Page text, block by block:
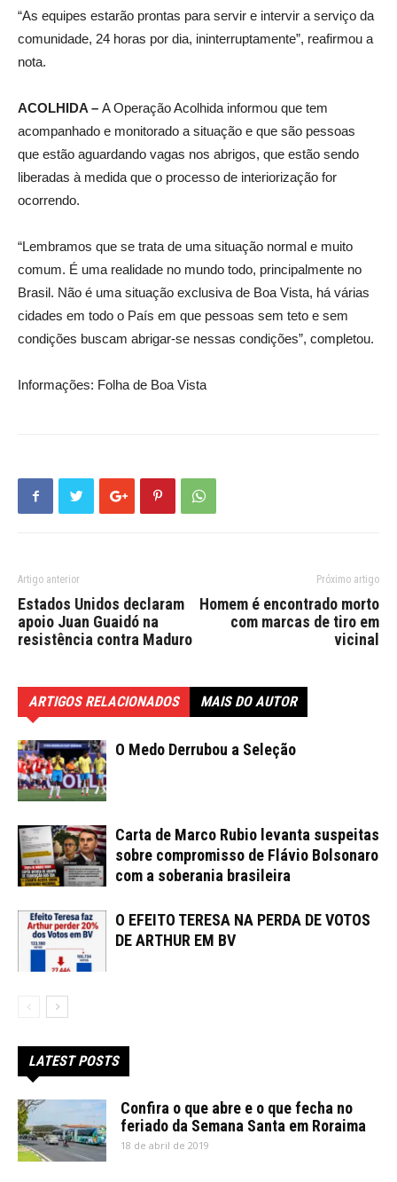
“As equipes estarão prontas para servir e intervir a serviço da
comunidade, 24 horas por dia, ininterruptamente”, reafirmou a
nota.
ACOLHIDA – A Operação Acolhida informou que tem
acompanhado e monitorado a situação e que são pessoas
que estão aguardando vagas nos abrigos, que estão sendo
liberadas à medida que o processo de interiorização for
ocorrendo.
“Lembramos que se trata de uma situação normal e muito
comum. É uma realidade no mundo todo, principalmente no
Brasil. Não é uma situação exclusiva de Boa Vista, há várias
cidades em todo o País em que pessoas sem teto e sem
condições buscam abrigar-se nessas condições”, completou.
Informações: Folha de Boa Vista
Artigo anterior
Estados Unidos declaram
apoio Juan Guaidó na
resistência contra Maduro
Próximo artigo
Homem é encontrado morto
com marcas de tiro em
vicinal
ARTIGOS RELACIONADOS MAIS DO AUTOR
O Medo Derrubou a Seleção
Carta de Marco Rubio levanta suspeitas
sobre compromisso de Flávio Bolsonaro
com a soberania brasileira
O EFEITO TERESA NA PERDA DE VOTOS
DE ARTHUR EM BV
LATEST POSTS
Confira o que abre e o que fecha no
feriado da Semana Santa em Roraima
18 de abril de 2019